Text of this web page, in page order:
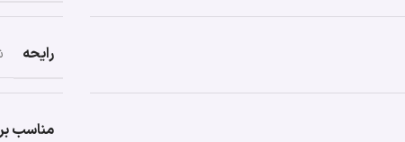
رایحه
مناسب